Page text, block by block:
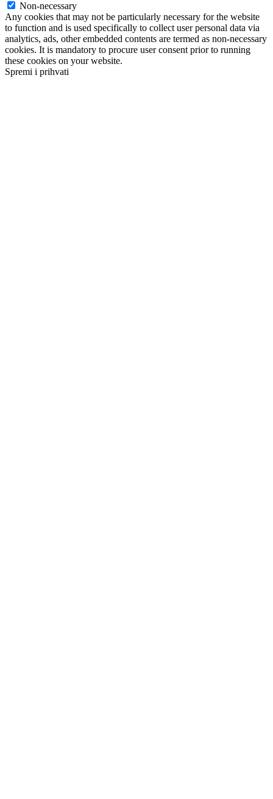
Non-necessary
Any cookies that may not be particularly necessary for the website
to function and is used specifically to collect user personal data via
analytics, ads, other embedded contents are termed as non-necessary
cookies. It is mandatory to procure user consent prior to running
these cookies on your website.
Spremi i prihvati